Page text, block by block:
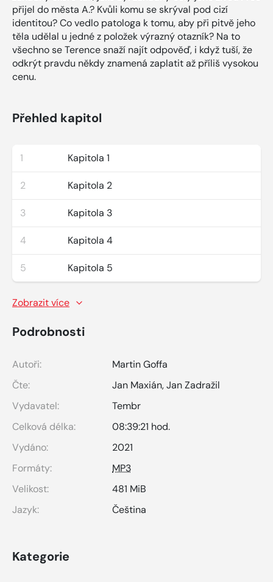
přijel do města A.? Kvůli komu se skrýval pod cizí
identitou? Co vedlo patologa k tomu, aby při pitvě jeho
těla udělal u jedné z položek výrazný otazník? Na to
všechno se Terence snaží najít odpověď, i když tuší, že
odkrýt pravdu někdy znamená zaplatit až příliš vysokou
cenu.
Přehled kapitol
1 Kapitola 1
2 Kapitola 2
3 Kapitola 3
4 Kapitola 4
5 Kapitola 5
Zobrazit více
Podrobnosti
Autoři:
Martin Goffa
Čte:
Jan Maxián,Jan Zadražil
Vydavatel:
Tembr
Celková délka:
08:39:21 hod.
Vydáno:
2021
Formáty:
MP3
Velikost:
481 MiB
Jazyk:
Čeština
Kategorie